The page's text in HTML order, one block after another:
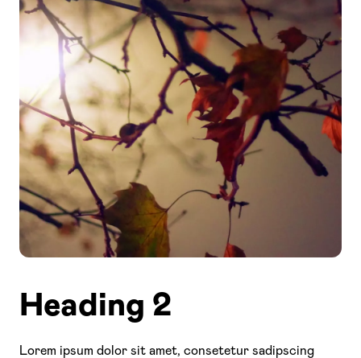
Anmelden DE
Heading 2
Lorem ipsum dolor sit amet, consetetur sadipscing